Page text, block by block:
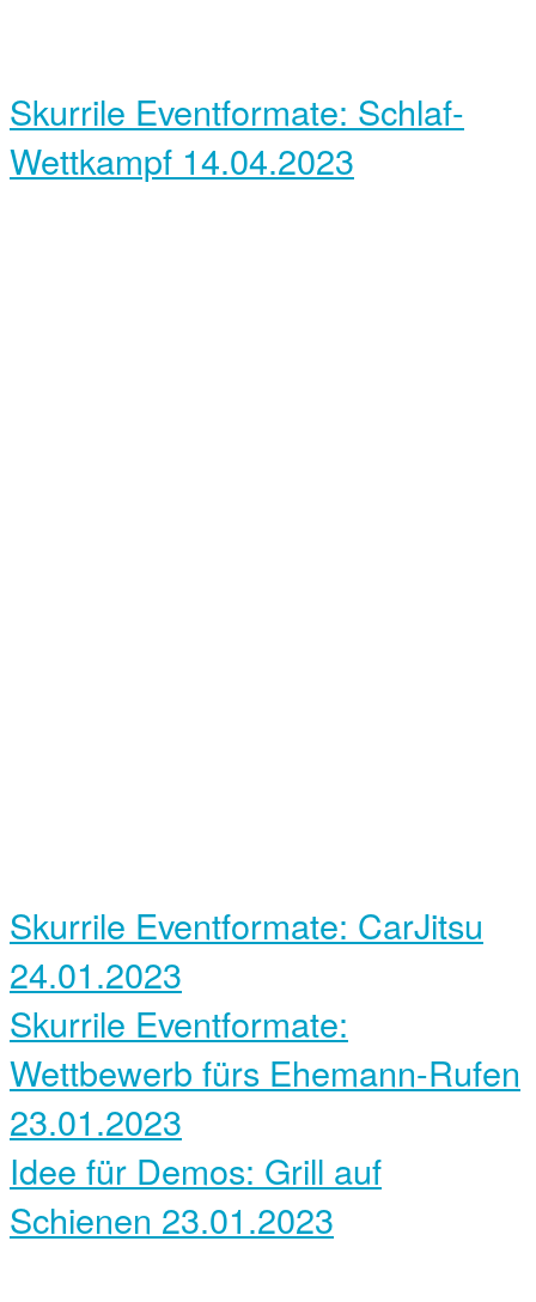
Skurrile Eventformate: Schlaf-
Wettkampf 14.04.2023
Skurrile Eventformate: CarJitsu
24.01.2023
Skurrile Eventformate:
Wettbewerb fürs Ehemann-Rufen
23.01.2023
Idee für Demos: Grill auf
Schienen 23.01.2023